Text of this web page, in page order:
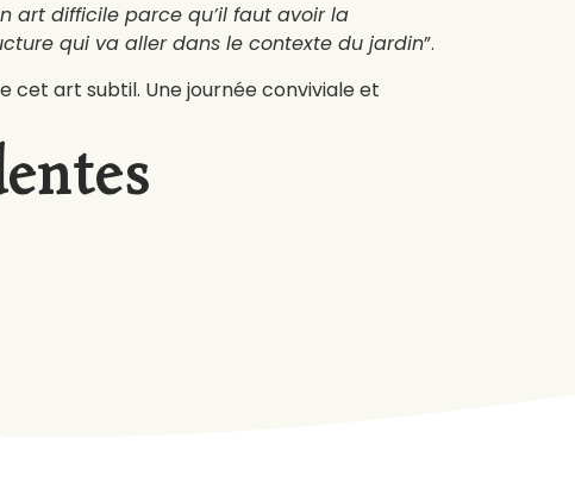
art difficile parce qu’il faut avoir la
qui va aller dans le contexte du jardin”.
cet art subtil. Une journée conviviale et